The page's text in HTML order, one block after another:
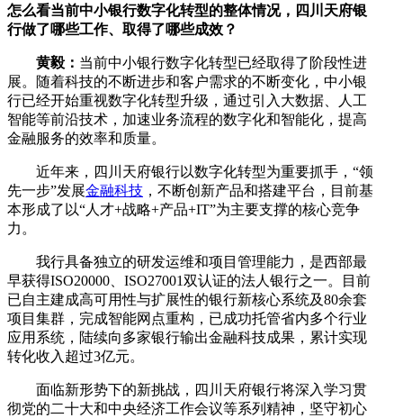
怎么看当前中小银行数字化转型的整体情况，四川天府银
行做了哪些工作、取得了哪些成效？
黄毅： 当前中小银行数字化转型已经取得了阶段性进
展。随着科技的不断进步和客户需求的不断变化，中小银
行已经开始重视数字化转型升级，通过引入大数据、人工
智能等前沿技术，加速业务流程的数字化和智能化，提高
金融服务的效率和质量。
近年来，四川天府银行以数字化转型为重要抓手，“领
先一步”发展金融科技 ，不断创新产品和搭建平台，目前基
本形成了以“人才+战略+产品+IT”为主要支撑的核心竞争
力。
我行具备独立的研发运维和项目管理能力，是西部最
早获得ISO20000、ISO27001双认证的法人银行之一。目前
已自主建成高可用性与扩展性的银行新核心系统及80余套
项目集群，完成智能网点重构，已成功托管省内多个行业
应用系统，陆续向多家银行输出金融科技成果，累计实现
转化收入超过3亿元。
面临新形势下的新挑战，四川天府银行将深入学习贯
彻党的二十大和中央经济工作会议等系列精神，坚守初心